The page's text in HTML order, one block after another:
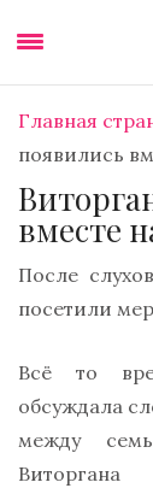
Главная
появились
вместе
После
посетили
Всё то
обсуждала
между